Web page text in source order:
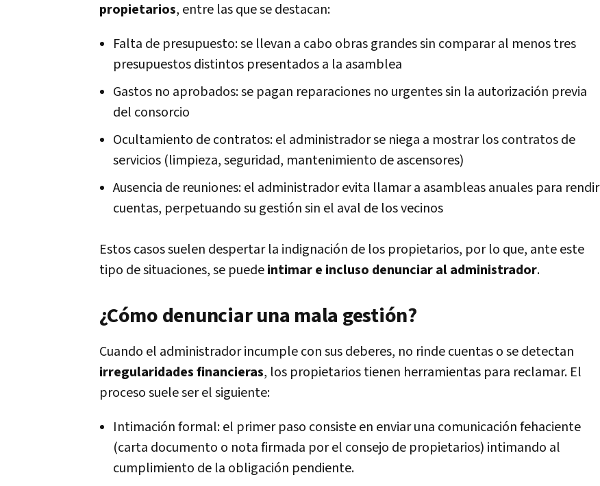
propietarios, entre las que se destacan:
Falta de presupuesto: se llevan a cabo obras grandes sin comparar al menos tres
presupuestos distintos presentados a la asamblea
Gastos no aprobados: se pagan reparaciones no urgentes sin la autorización previa
del consorcio
Ocultamiento de contratos: el administrador se niega a mostrar los contratos de
servicios (limpieza, seguridad, mantenimiento de ascensores)
Ausencia de reuniones: el administrador evita llamar a asambleas anuales para rendir
cuentas, perpetuando su gestión sin el aval de los vecinos
Estos casos suelen despertar la indignación de los propietarios, por lo que, ante este
tipo de situaciones, se puedeintimar e incluso denunciar al administrador.
¿Cómo denunciar una mala gestión?
Cuando el administrador incumple con sus deberes, no rinde cuentas o se detectan
irregularidades financieras, los propietarios tienen herramientas para reclamar. El
proceso suele ser el siguiente:
Intimación formal: el primer paso consiste en enviar una comunicación fehaciente
(carta documento o nota firmada por el consejo de propietarios) intimando al
cumplimiento de la obligación pendiente.